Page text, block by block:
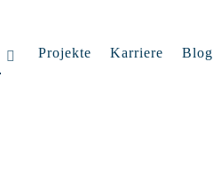
Projekte Karriere Blog